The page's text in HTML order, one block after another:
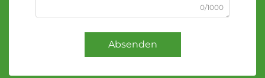
0/1000
Absenden